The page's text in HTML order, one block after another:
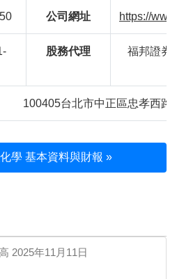
公司網址 https://
股務代理 福邦證券
100405台北市中正區忠孝西路
學 基本資料與財報 »
2025年11月11日